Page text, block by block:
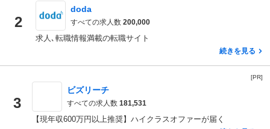
2
doda
すべての求人数 200,000
求人､転職情報満載の転職サイト
続きを見る
[PR]
3
ビズリーチ
すべての求人数181,531
【現年収600万円以上推奨】ハイクラスオファーが届く